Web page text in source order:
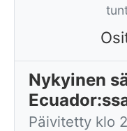
Nykyinen
Päivitetty klo